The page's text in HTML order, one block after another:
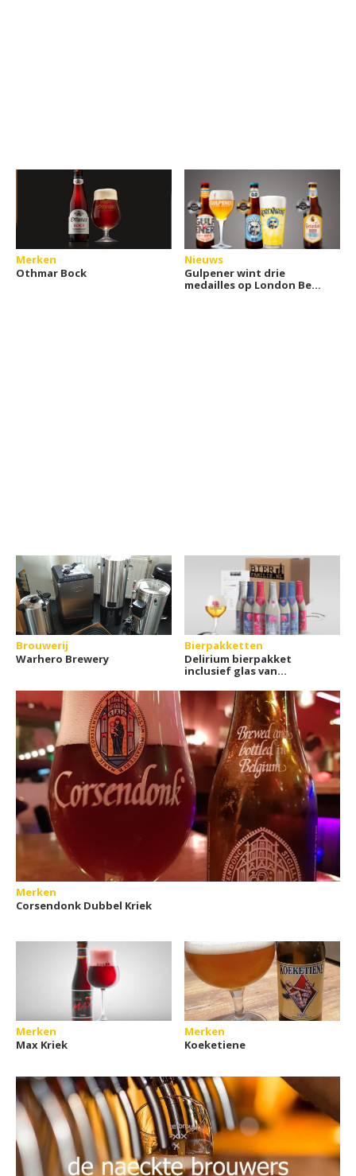
Merken
Othmar Bock
Nieuws
Gulpener wint drie
medailles op London Beer
Brouwerij
Warhero Brewery
Bierpakketten
Delirium bierpakket
inclusief glas van
Merken
Corsendonk Dubbel Kriek
Merken
Max Kriek
Merken
Koeketiene